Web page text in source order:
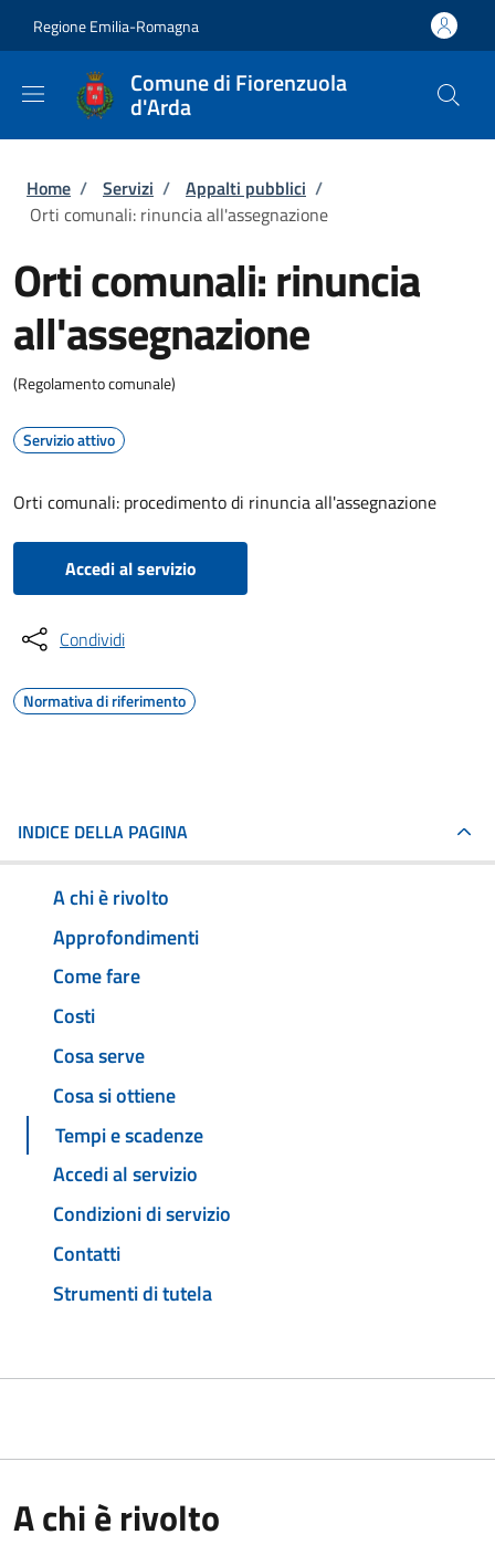
Regione Emilia-Romagna
Comune di Fiorenzuola
d'Arda
Briciole di pane
Home / Servizi / Appalti pubblici /
Orti comunali: rinuncia all'assegnazione
Orti comunali: rinuncia
all'assegnazione
(Regolamento comunale)
Servizio attivo
Orti comunali: procedimento di rinuncia all'assegnazione
Accedi al servizio
Condividi
Normativa di riferimento
INDICE DELLA PAGINA
A chi è rivolto
Approfondimenti
Come fare
Costi
Cosa serve
Cosa si ottiene
Tempi e scadenze
Accedi al servizio
Condizioni di servizio
Contatti
Strumenti di tutela
A chi è rivolto